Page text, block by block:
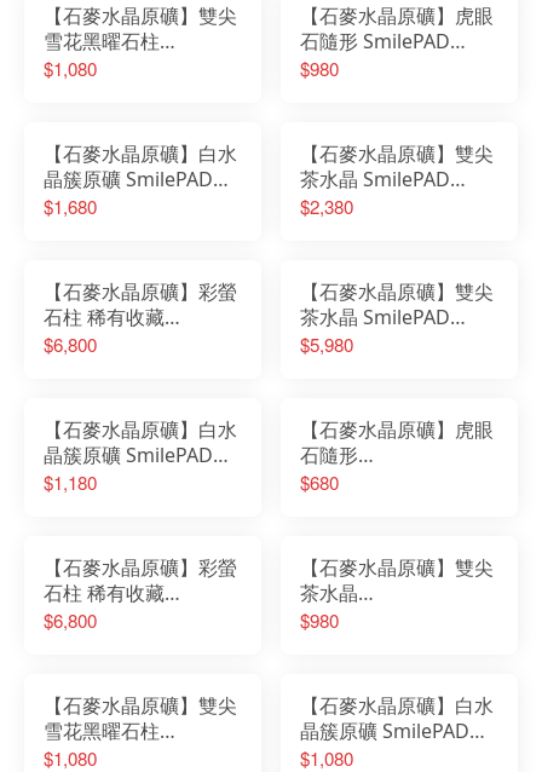
按預算收藏
按分類收藏
【石麥水晶原礦】雙尖
雪花黑曜石柱
SmilePAD4.5X4.5cm
$1,080
【石麥水晶原礦】虎眼
石隨形 SmilePAD
6X6cm 1000首選
$980
【石麥水晶原礦】白水
晶簇原礦 SmilePAD
6X6cm 1000首選
$1,680
【石麥水晶原礦】雙尖
茶水晶 SmilePAD
6X6cm 2000優購
$2,380
【石麥水晶原礦】彩螢
石柱 稀有收藏
No.62483260747
$6,800
【石麥水晶原礦】雙尖
茶水晶 SmilePAD
6X6cm 稀有收藏
$5,980
【石麥水晶原礦】白水
晶簇原礦 SmilePAD
6X6cm 1000首選
$1,180
【石麥水晶原礦】虎眼
石隨形
SmilePAD4.5X4.5cm
$680
【石麥水晶原礦】彩螢
石柱 稀有收藏
No.62483260742
$6,800
【石麥水晶原礦】雙尖
茶水晶
SmilePAD4.5X4.5cm
$980
【石麥水晶原礦】雙尖
雪花黑曜石柱
SmilePAD4.5X4.5cm
$1,080
【石麥水晶原礦】白水
晶簇原礦 SmilePAD
6X6cm 1000首選
$1,080